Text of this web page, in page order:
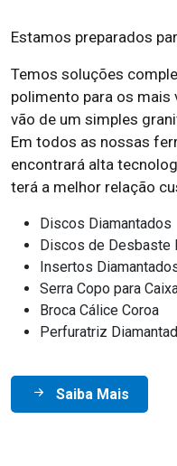
Estamos preparados
Temos soluções
polimento para os
vão de um simples
Em todos as nossas
encontrará alta
terá a melhor relação
Broca Cálice Coroa
Perfuratriz Diamantada